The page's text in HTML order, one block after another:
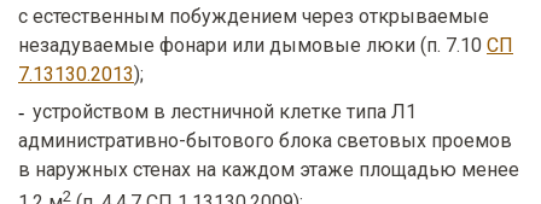
с естественным побуждением через открываемые
незадуваемые фонари или дымовые люки (п. 7.10 СП
7.13130.2013);
устройством в лестничной клетке типа Л1
административно-бытового блока световых проемов
в наружных стенах на каждом этаже площадью менее
2